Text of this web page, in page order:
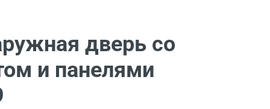
дверь со
и панелями